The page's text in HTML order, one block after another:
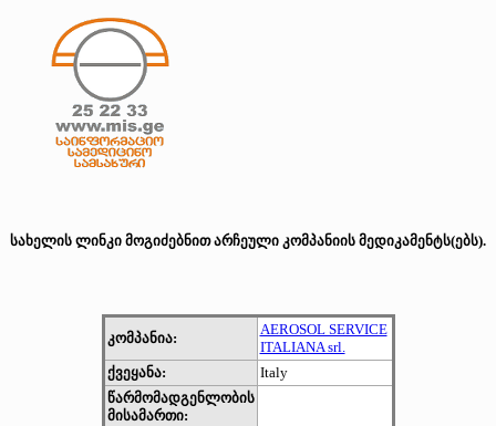
სახელის ლინკი მოგიძებნით არჩეული კომპანიის მედიკამენტს(ებს).
კომპანია:
AEROSOL SERVICE
ITALIANA srl.
ქვეყანა:
Italy
წარმომადგენლობის
მისამართი: